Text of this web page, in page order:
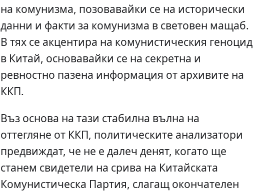
на комунизма, позовавайки се на исторически
данни и факти за комунизма в световен мащаб.
В тях се акцентира на комунистическия геноцид
в Китай, основавайки се на секретна и
ревностно пазена информация от архивите на
ККП.
Въз основа на тази стабилна вълна на
оттегляне от ККП, политическите анализатори
предвиждат, че не е далеч денят, когато ще
станем свидетели на срива на Китайската
Комунистическа Партия, слагащ окончателен